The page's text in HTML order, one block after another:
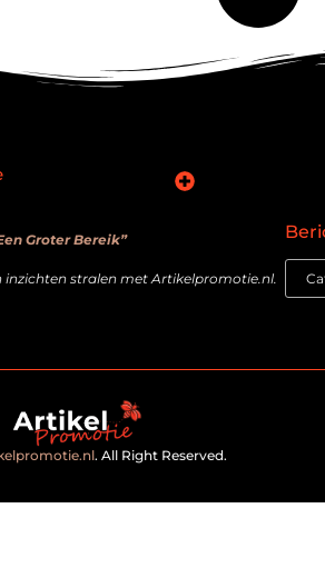
Groter Bereik”
inzichten stralen met Artikelpromotie.nl.
. All Right Reserved.